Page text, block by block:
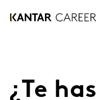
¿Te has